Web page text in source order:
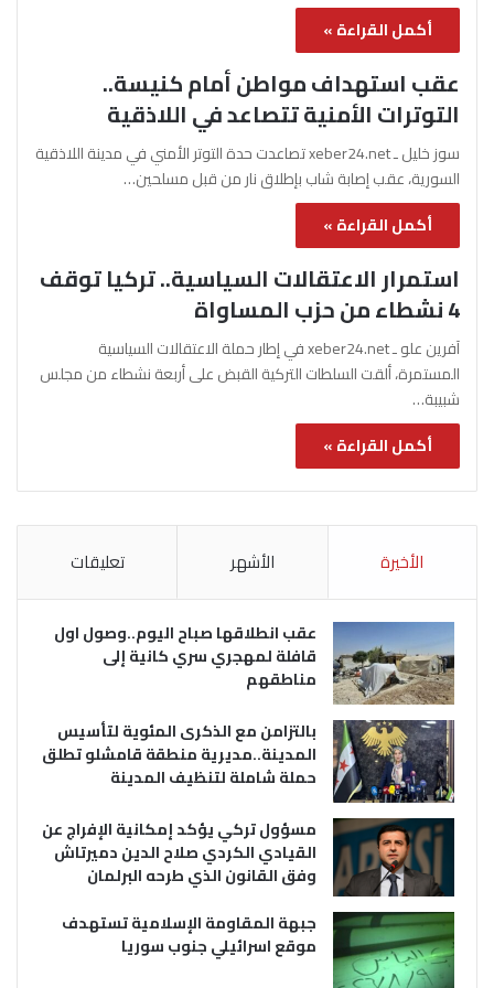
أكمل القراءة »
عقب استهداف مواطن أمام كنيسة..
التوترات الأمنية تتصاعد في اللاذقية
سوز خليل ـ xeber24.net تصاعدت حدة التوتر الأمني في مدينة اللاذقية
السورية، عقب إصابة شاب بإطلاق نار من قبل مسلحين…
أكمل القراءة »
استمرار الاعتقالات السياسية.. تركيا توقف
4 نشطاء من حزب المساواة
آفرين علو ـ xeber24.net في إطار حملة الاعتقالات السياسية
المستمرة، ألقت السلطات التركية القبض على أربعة نشطاء من مجلس
شبيبة…
أكمل القراءة »
الأخيرة الأشهر تعليقات
عقب انطلاقها صباح اليوم..وصول اول
قافلة لمهجري سري كانية إلى
مناطقهم
بالتزامن مع الذكرى المئوية لتأسيس
المدينة..مديرية منطقة قامشلو تطلق
حملة شاملة لتنظيف المدينة
مسؤول تركي يؤكد إمكانية الإفراج عن
القيادي الكردي صلاح الدين دميرتاش
وفق القانون الذي طرحه البرلمان
جبهة المقاومة الإسلامية تستهدف
موقع اسرائيلي جنوب سوريا